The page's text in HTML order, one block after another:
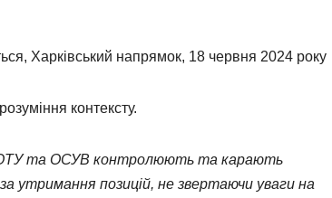
Харківський напрямок, 18 червня 2024 року
контексту.
ОТУ та ОСУВ контролюють та карають
утримання позицій, не звертаючи уваги на